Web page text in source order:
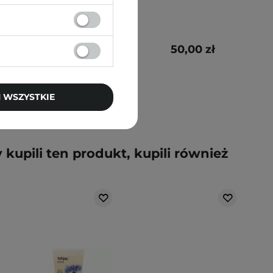
96,00 zł 50,00 zł
kupili ten produkt, kupili również